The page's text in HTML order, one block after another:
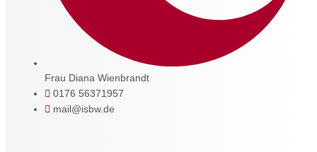
Frau Diana Wienbrandt
0176 56371957
mail@isbw.de